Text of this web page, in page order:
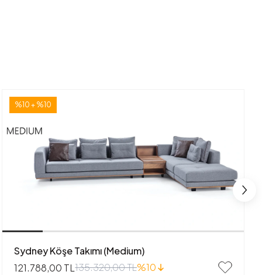
%10 + %10
Sydney Köşe Takımı (Medium)
121.788,00 TL135.320,00 TL%10